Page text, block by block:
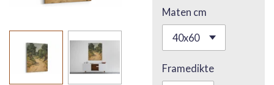
Maten cm
Framedikte